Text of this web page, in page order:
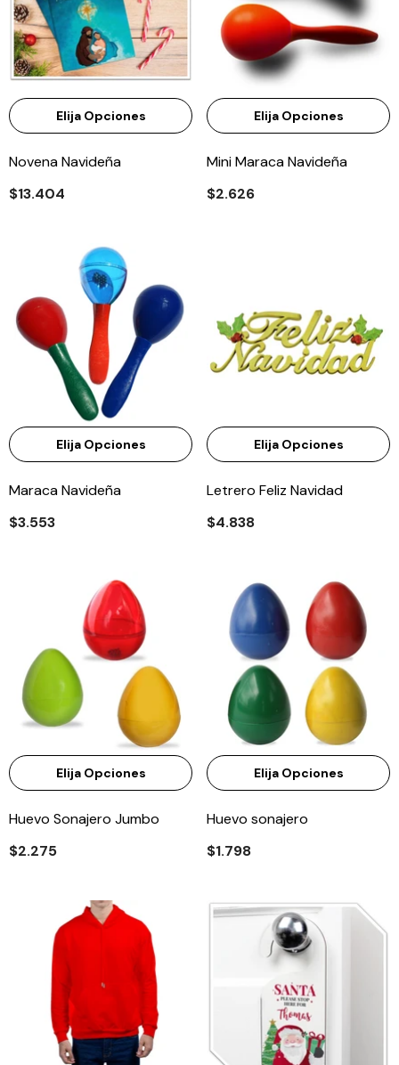
Elija Opciones
Novena Navideña
$13.404
Elija Opciones
Mini Maraca Navideña
$2.626
Elija Opciones
Maraca Navideña
$3.553
Elija Opciones
Letrero Feliz Navidad
$4.838
Elija Opciones
Huevo Sonajero Jumbo
$2.275
Elija Opciones
Huevo sonajero
$1.798